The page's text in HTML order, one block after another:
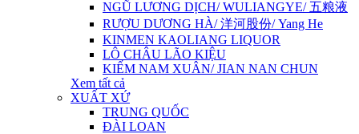
NGŨ LƯƠNG DỊCH/ WULIANGYE/ 五粮液
RƯỢU DƯƠNG HÀ/ 洋河股份/ Yang He
KINMEN KAOLIANG LIQUOR
LÔ CHÂU LÃO KIỆU
KIẾM NAM XUÂN/ JIAN NAN CHUN
Xem tất cả
XUẤT XỨ
TRUNG QUỐC
ĐÀI LOAN